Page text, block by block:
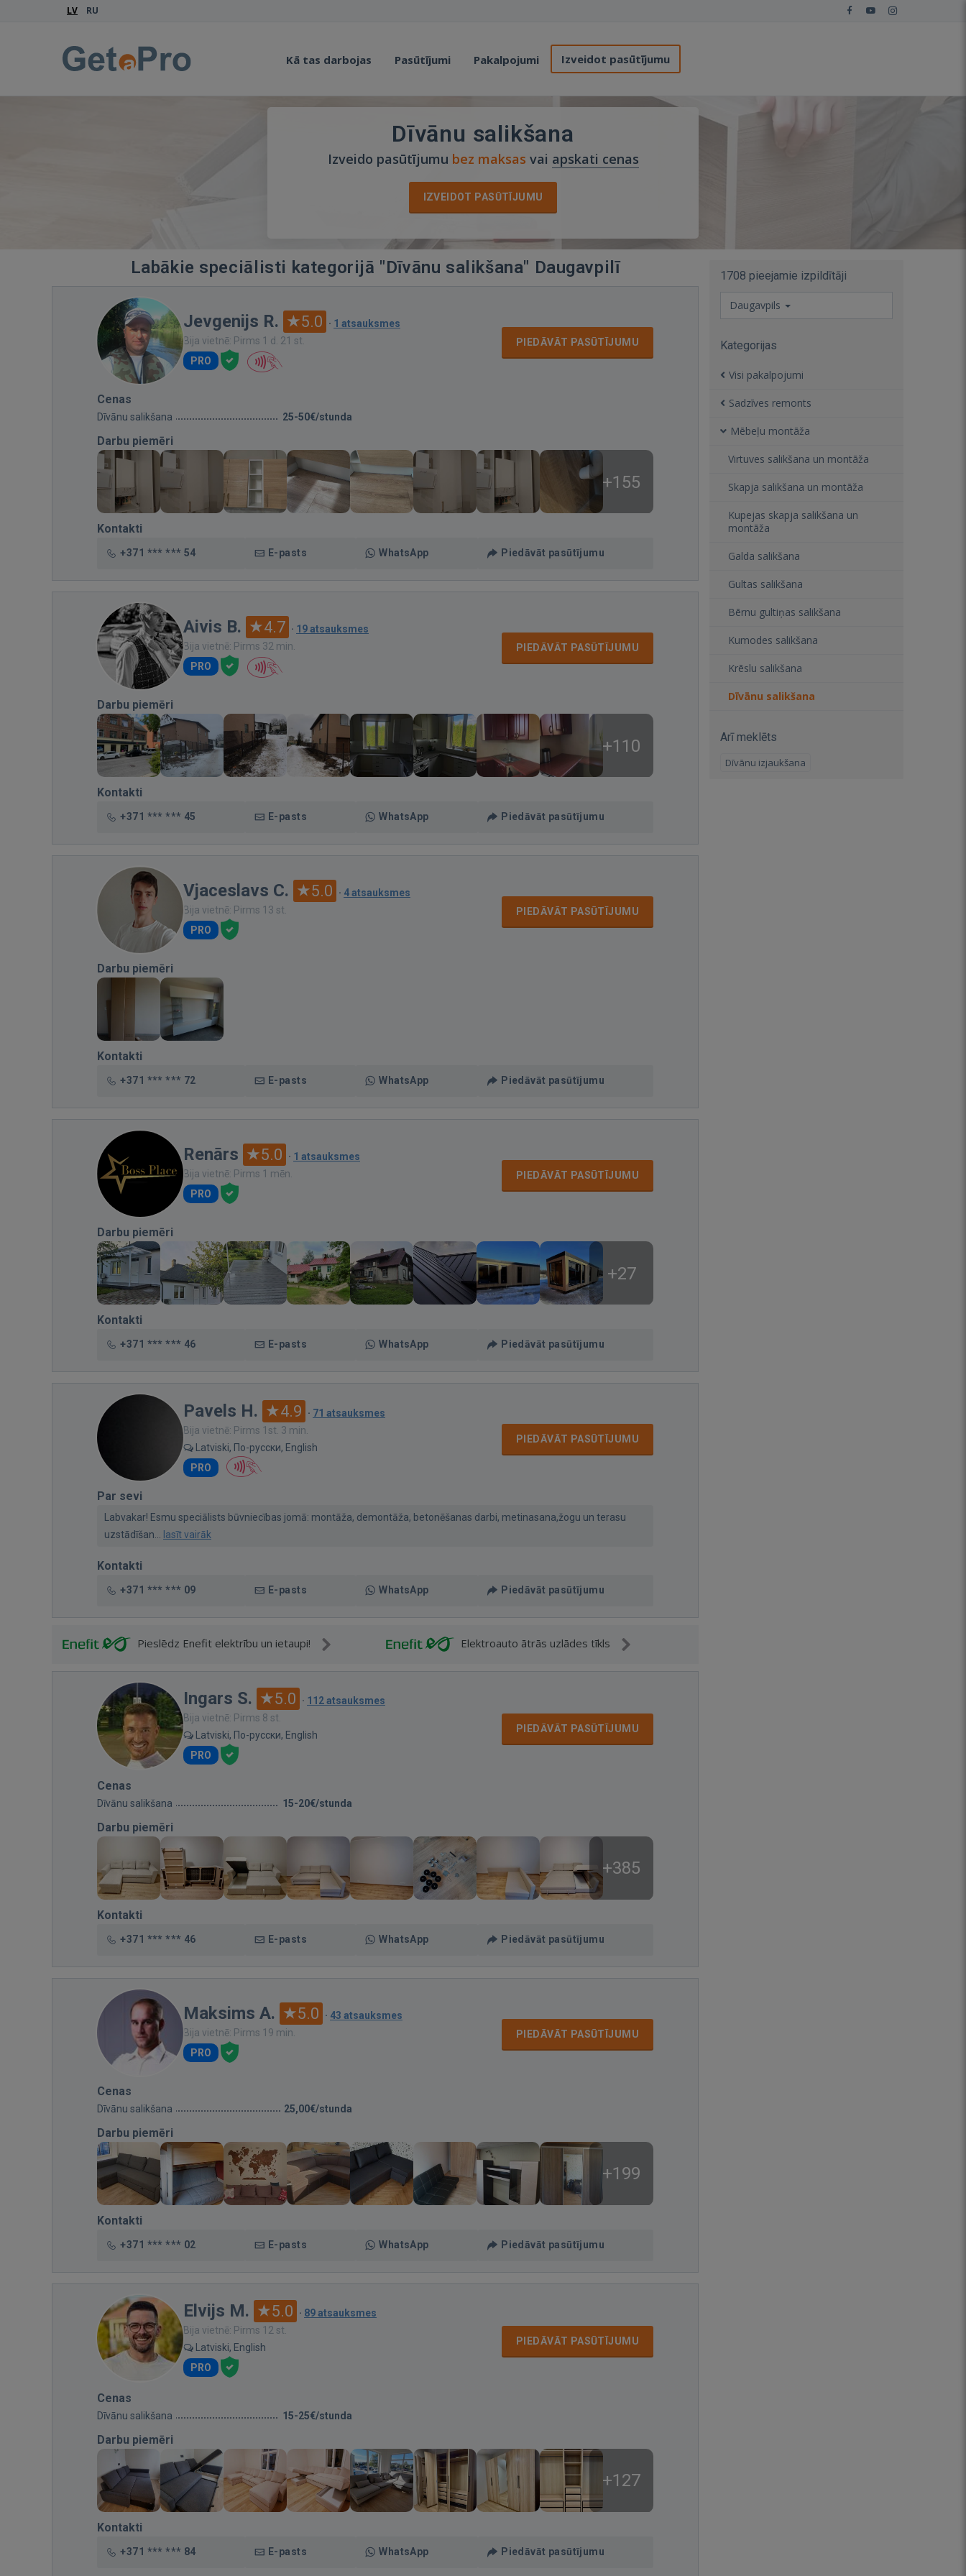
LV RU
Kā tas darbojas Pasūtījumi Pakalpojumi Izveidot pasūtījumu
Dīvānu salikšana
Izveido pasūtījumu bez maksas vai apskati cenas
IZVEIDOT PASŪTĪJUMU
Labākie speciālisti kategorijā "Dīvānu salikšana" Daugavpilī
Jevgenijs R. 5.0 · 1 atsauksmes
Bija vietnē: Pirms 1 d. 21 st.
PRO
PIEDĀVĀT PASŪTĪJUMU
Cenas
Dīvānu salikšana 25-50€/stunda
Darbu piemēri
+155
Kontakti
+371 *** *** 54 E-pasts WhatsApp Piedāvāt pasūtījumu
Aivis B. 4.7 · 19 atsauksmes
Bija vietnē: Pirms 32 min.
PRO
PIEDĀVĀT PASŪTĪJUMU
Darbu piemēri
+110
Kontakti
+371 *** *** 45 E-pasts WhatsApp Piedāvāt pasūtījumu
Vjaceslavs C. 5.0 · 4 atsauksmes
Bija vietnē: Pirms 13 st.
PRO
PIEDĀVĀT PASŪTĪJUMU
Darbu piemēri
Kontakti
+371 *** *** 72 E-pasts WhatsApp Piedāvāt pasūtījumu
Renārs 5.0 · 1 atsauksmes
Bija vietnē: Pirms 1 mēn.
PRO
PIEDĀVĀT PASŪTĪJUMU
Darbu piemēri
+27
Kontakti
+371 *** *** 46 E-pasts WhatsApp Piedāvāt pasūtījumu
Pavels H. 4.9 · 71 atsauksmes
Bija vietnē: Pirms 1st. 3 min.
Latviski, По-русски, English
PRO
PIEDĀVĀT PASŪTĪJUMU
Par sevi
Labvakar! Esmu speciālists būvniecības jomā: montāža, demontāža, betonēšanas darbi, metinasana,žogu un terasu
uzstādīšan...
lasīt vairāk
Kontakti
+371 *** *** 09 E-pasts WhatsApp Piedāvāt pasūtījumu
Pieslēdz Enefit elektrību un ietaupi! Elektroauto ātrās uzlādes tīkls
Ingars S. 5.0 · 112 atsauksmes
Bija vietnē: Pirms 8 st.
Latviski, По-русски, English
PRO
PIEDĀVĀT PASŪTĪJUMU
Cenas
Dīvānu salikšana 15-20€/stunda
Darbu piemēri
+385
Kontakti
+371 *** *** 46 E-pasts WhatsApp Piedāvāt pasūtījumu
Maksims A. 5.0 · 43 atsauksmes
Bija vietnē: Pirms 19 min.
PRO
PIEDĀVĀT PASŪTĪJUMU
Cenas
Dīvānu salikšana 25,00€/stunda
Darbu piemēri
+199
Kontakti
+371 *** *** 02 E-pasts WhatsApp Piedāvāt pasūtījumu
Elvijs M. 5.0 · 89 atsauksmes
Bija vietnē: Pirms 12 st.
Latviski, English
PRO
PIEDĀVĀT PASŪTĪJUMU
Cenas
Dīvānu salikšana 15-25€/stunda
Darbu piemēri
+127
Kontakti
+371 *** *** 84 E-pasts WhatsApp Piedāvāt pasūtījumu
1708 pieejamie izpildītāji
Daugavpils
Kategorijas
Visi pakalpojumi
Sadzīves remonts
Mēbeļu montāža
Virtuves salikšana un montāža
Skapja salikšana un montāža
Kupejas skapja salikšana un
montāža
Galda salikšana
Gultas salikšana
Bērnu gultiņas salikšana
Kumodes salikšana
Krēslu salikšana
Dīvānu salikšana
Arī meklēts
Dīvānu izjaukšana